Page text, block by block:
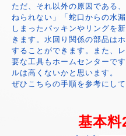
ただ、それ以外の原因である
ねられない」「蛇口からの水
しまったパッキンやリングを
きます。水回り関係の部品は
することができます。また、
要な工具もホームセンターで
ルは高くないかと思います。
ぜひこちらの手順を参考にし
基本料